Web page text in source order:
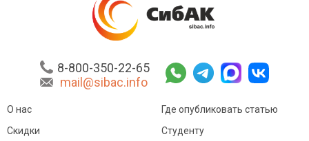
8-800-350-22-65
mail@sibac.info
О нас
Скидки
Где опубликовать статью
Студенту